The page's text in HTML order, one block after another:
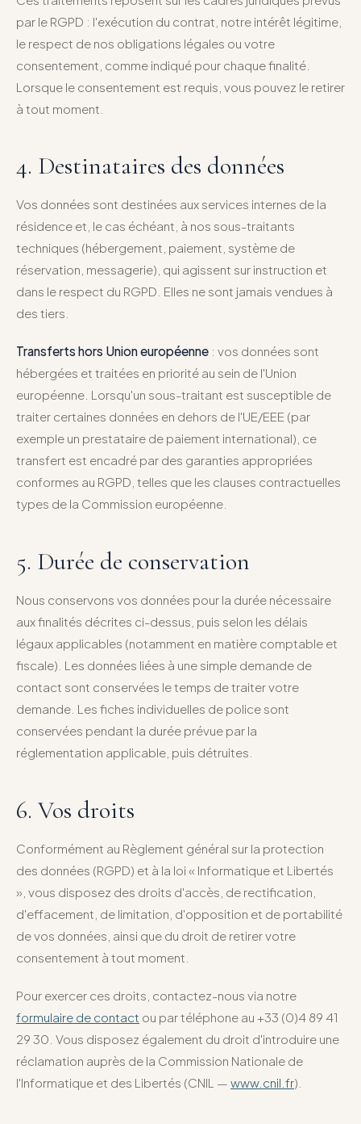
par le RGPD : l'exécution du contrat, notre intérêt légitime,
le respect de nos obligations légales ou votre
consentement, comme indiqué pour chaque finalité.
Lorsque le consentement est requis, vous pouvez le retirer
à tout moment.
4. Destinataires des données
Vos données sont destinées aux services internes de la
résidence et, le cas échéant, à nos sous-traitants
techniques (hébergement, paiement, système de
réservation, messagerie), qui agissent sur instruction et
dans le respect du RGPD. Elles ne sont jamais vendues à
des tiers.
Transferts hors Union européenne : vos données sont
hébergées et traitées en priorité au sein de l'Union
européenne. Lorsqu'un sous-traitant est susceptible de
traiter certaines données en dehors de l'UE/EEE (par
exemple un prestataire de paiement international), ce
transfert est encadré par des garanties appropriées
conformes au RGPD, telles que les clauses contractuelles
types de la Commission européenne.
5. Durée de conservation
Nous conservons vos données pour la durée nécessaire
aux finalités décrites ci-dessus, puis selon les délais
légaux applicables (notamment en matière comptable et
fiscale). Les données liées à une simple demande de
contact sont conservées le temps de traiter votre
demande. Les fiches individuelles de police sont
conservées pendant la durée prévue par la
réglementation applicable, puis détruites.
6. Vos droits
Conformément au Règlement général sur la protection
des données (RGPD) et à la loi « Informatique et Libertés
», vous disposez des droits d'accès, de rectification,
d'effacement, de limitation, d'opposition et de portabilité
de vos données, ainsi que du droit de retirer votre
consentement à tout moment.
Pour exercer ces droits, contactez-nous via notre
formulaire de contact ou par téléphone au +33 (0)4 89 41
29 30. Vous disposez également du droit d'introduire une
réclamation auprès de la Commission Nationale de
l'Informatique et des Libertés (CNIL — www.cnil.fr).